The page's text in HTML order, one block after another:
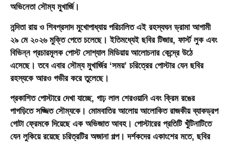
অভিনেতা সৌম্য মুখার্জি।
নন্দিতা রায় ও শিবপ্রসাদ মুখোপাধ্যায় পরিচালিত এই রহস্যঘন ড্রামা আগামী
২৯ মে ২০২৬ মুক্তি পেতে চলেছে। ইতিমধ্যেই ছবির টিজার, ফার্স্ট লুক এবং
বিভিন্ন প্রচারমূলক পোস্ট সোশ্যাল মিডিয়ায় আলোচনার কেন্দ্রে উঠে
এসেছে। তবে এবার সৌম্য মুখার্জির ‘সময়’ চরিত্রের পোস্টার যেন ছবির
রহস্যকে আরও গভীর করে তুলেছে।
প্রকাশিত পোস্টারে দেখা যাচ্ছে, গাঢ় লাল শেরওয়ানি এবং ক্রিম রঙের
পাগড়িতে সজ্জিত সৌম্যকে। মোমবাতির আলোয় আলোকিত রাজকীয় ব্যাকড্রপ
গোটা ফ্রেমকে দিয়েছে এক অভিজাত আবহ। পোস্টারের প্রতিটি খুঁটিনাটিতে
যেন লুকিয়ে রয়েছে চরিত্রটির অজানা গল্প। দর্শকদের একাংশের মতে, ছবির